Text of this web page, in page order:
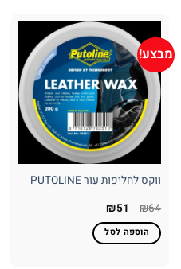
מבצע!
ווקס לחליפות עור PUTOLINE
₪64 המחיר
היה:
₪64.
₪51 המחיר
הוא:
₪51.הוספה לסל